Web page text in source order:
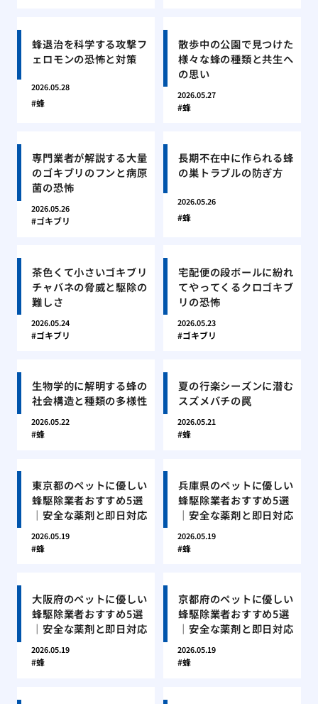
蜂退治を科学する攻撃フ
ェロモンの恐怖と対策
2026.05.28
蜂
散歩中の公園で見つけた
様々な蜂の種類と共生へ
の思い
2026.05.27
蜂
専門業者が解説する大量
のゴキブリのフンと病原
菌の恐怖
2026.05.26
ゴキブリ
長期不在中に作られる蜂
の巣トラブルの防ぎ方
2026.05.26
蜂
茶色くて小さいゴキブリ
チャバネの脅威と駆除の
難しさ
2026.05.24
ゴキブリ
宅配便の段ボールに紛れ
てやってくるクロゴキブ
リの恐怖
2026.05.23
ゴキブリ
生物学的に解明する蜂の
社会構造と種類の多様性
2026.05.22
蜂
夏の行楽シーズンに潜む
スズメバチの罠
2026.05.21
蜂
東京都のペットに優しい
蜂駆除業者おすすめ5選
｜安全な薬剤と即日対応
2026.05.19
蜂
兵庫県のペットに優しい
蜂駆除業者おすすめ5選
｜安全な薬剤と即日対応
2026.05.19
蜂
大阪府のペットに優しい
蜂駆除業者おすすめ5選
｜安全な薬剤と即日対応
2026.05.19
蜂
京都府のペットに優しい
蜂駆除業者おすすめ5選
｜安全な薬剤と即日対応
2026.05.19
蜂